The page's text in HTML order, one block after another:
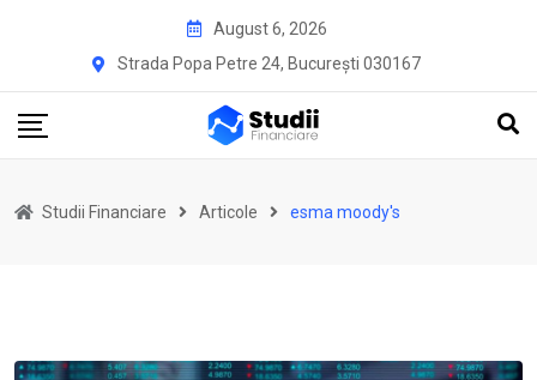
August 6, 2026
Strada Popa Petre 24, București 030167
Studii Financiare Articole esma moody's